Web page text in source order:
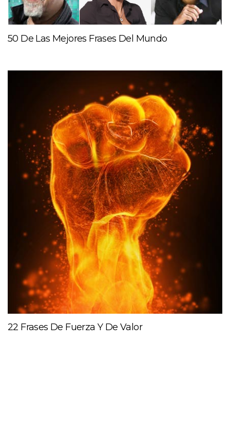
50 De Las Mejores Frases Del Mundo
22 Frases De Fuerza Y De Valor